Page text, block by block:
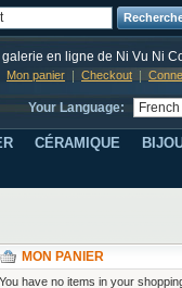
en ligne de Ni Vu Ni
Mon panier Checkout
Your Language:
CÉRAMIQUE
MON PANIER
You have no items in your